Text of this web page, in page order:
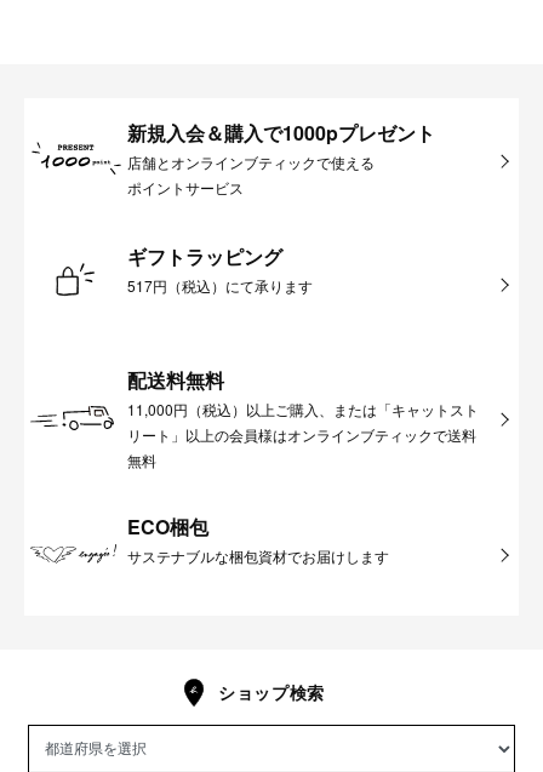
新規入会＆購入で1000pプレゼント
店舗とオンラインブティックで使える
ポイントサービス
ギフトラッピング
517円（税込）にて承ります
配送料無料
11,000円（税込）以上ご購入、または「キャットスト
リート」以上の会員様はオンラインブティックで送料
無料
ECO梱包
サステナブルな梱包資材でお届けします
ショップ検索